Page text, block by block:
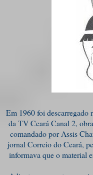
Em 1960 foi
da TV Ceará Canal 2,
comandado por Assis
jornal Correio do Ceará,
informava que o material